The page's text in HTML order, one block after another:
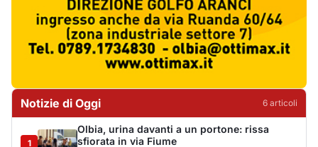
Notizie di Oggi 6 articoli
1
Olbia, urina davanti a un portone: rissa
sfiorata in via Fiume